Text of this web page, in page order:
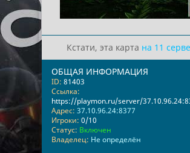
Кстати, эта карта на 11
ОБЩАЯ ИНФОРМАЦИЯ
ID: 81403
Ссылка:
https://playmon.ru/server/
Адрес: 37.10.96.24:8377
Игроки: 0/10
Статус: Включен
Владелец: Не определён